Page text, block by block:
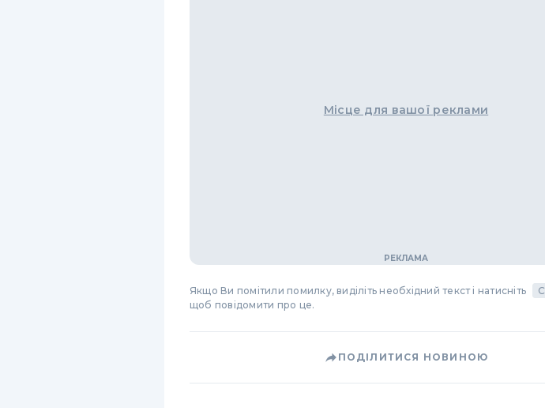
Місце для вашої реклами
Якщо Ви помітили помилку, виділіть необхідний текст і натисніть
щоб повідомити про це.
ПОДІЛИТИСЯ НОВИНОЮ